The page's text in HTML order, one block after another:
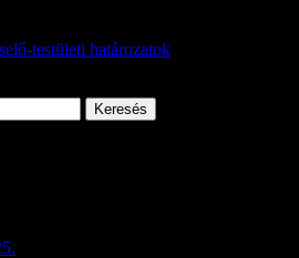
testületi határozatok